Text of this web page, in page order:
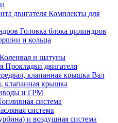
Комплекты для
Головка блока цилиндров
и кольца
Коленвал и шатуны
Прокладки двигателя
Вал
клапанная крышка
и ГРМ
система
система